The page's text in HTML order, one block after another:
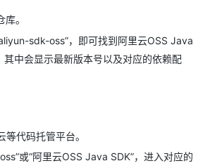
。
sdk-oss”，即可找到阿里云OSS Java
其中会显示最新版本号以及对应的依赖配
代码托管平台。
或“阿里云OSS Java SDK”，进入对应的